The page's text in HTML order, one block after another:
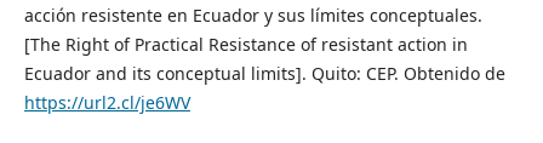
acción resistente en Ecuador y sus límites conceptuales.
[The Right of Practical Resistance of resistant action in
Ecuador and its conceptual limits]. Quito: CEP. Obtenido de
https://url2.cl/je6WV